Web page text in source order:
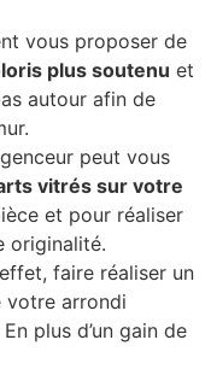
vous proposer de
plus soutenu et
autour afin de
peut vous
vitrés sur votre
et pour réaliser
originalité.
faire réaliser un
votre arrondi
plus d’un gain de